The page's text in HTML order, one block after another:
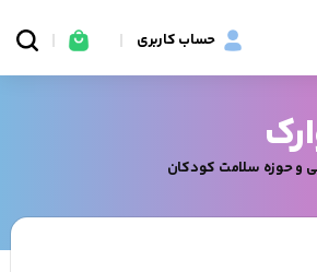
حساب کاربری
و حوزه سلامت کودکان